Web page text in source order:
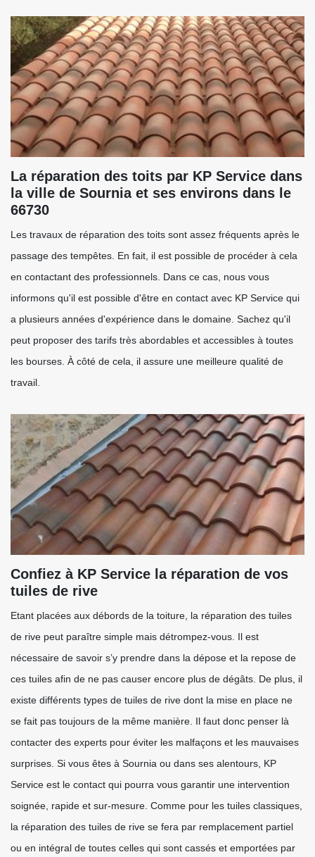
La réparation des toits par KP Service dans
la ville de Sournia et ses environs dans le
66730
Les travaux de réparation des toits sont assez fréquents après le
passage des tempêtes. En fait, il est possible de procéder à cela
en contactant des professionnels. Dans ce cas, nous vous
informons qu'il est possible d'être en contact avec KP Service qui
a plusieurs années d'expérience dans le domaine. Sachez qu'il
peut proposer des tarifs très abordables et accessibles à toutes
les bourses. À côté de cela, il assure une meilleure qualité de
travail.
Confiez à KP Service la réparation de vos
tuiles de rive
Etant placées aux débords de la toiture, la réparation des tuiles
de rive peut paraître simple mais détrompez-vous. Il est
nécessaire de savoir s’y prendre dans la dépose et la repose de
ces tuiles afin de ne pas causer encore plus de dégâts. De plus, il
existe différents types de tuiles de rive dont la mise en place ne
se fait pas toujours de la même manière. Il faut donc penser là
contacter des experts pour éviter les malfaçons et les mauvaises
surprises. Si vous êtes à Sournia ou dans ses alentours, KP
Service est le contact qui pourra vous garantir une intervention
soignée, rapide et sur-mesure. Comme pour les tuiles classiques,
la réparation des tuiles de rive se fera par remplacement partiel
ou en intégral de toutes celles qui sont cassés et emportées par